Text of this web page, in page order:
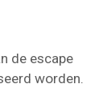
de escape
worden.